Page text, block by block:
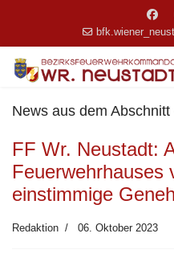
News aus dem
FF Wr. Neustadt:
Feuerwehrhauses
einstimmige
Redaktion 06. Oktober 2023